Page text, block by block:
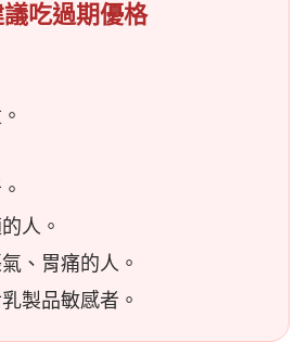
吃過期優格
人。
、胃痛的人。
製品敏感者。